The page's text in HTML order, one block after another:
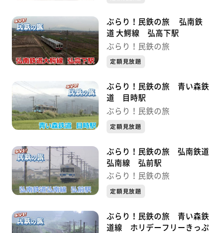
ぶらり！民鉄の旅 弘南鉄
道 大鰐線 弘高下駅
ぶらり！民鉄の旅
定額見放題
ぶらり！民鉄の旅 青い森鉄
道 目時駅
ぶらり！民鉄の旅
定額見放題
ぶらり！民鉄の旅 弘南鉄道
弘南線 弘前駅
ぶらり！民鉄の旅
定額見放題
ぶらり！民鉄の旅 青い森鉄
道線 ホリデーフリーきっぷ